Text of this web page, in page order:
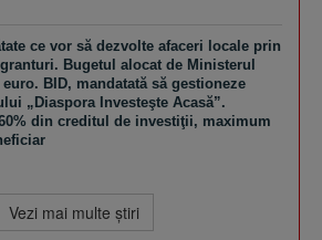
ce vor să dezvolte afaceri locale prin
Bugetul alocat de Ministerul
BID, mandatată să gestioneze
„Diaspora Investeşte Acasă”.
din creditul de investiţii, maximum
Vezi mai multe ştiri